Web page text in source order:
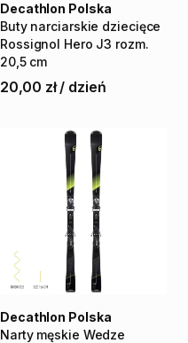
Buty narciarskie dziecięce
Rossignol Hero J3 rozm.
20​,​ 5 cm
Decathlon Polska
20,00 zł / dzień
Narty męskie Wedze
Decathlon Polska